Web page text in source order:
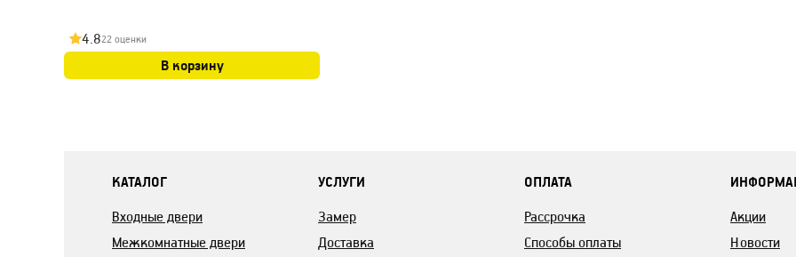
4.822 оценки
В корзину
КАТАЛОГ
Входные двери
Межкомнатные двери
УСЛУГИ
Замер
Доставка
ОПЛАТА
Рассрочка
Способы оплаты
Акции
Новости